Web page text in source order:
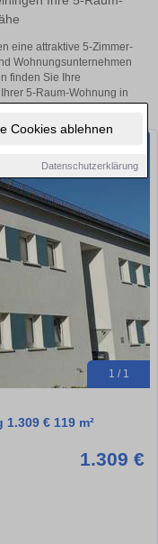
Cookies ablehnen
Datenschutzerklärung
eine attraktive 5-Zimmer-
Wohnungsunternehmen
finden Sie Ihre
5-Raum-Wohnung in
1 / 1
€ 119 m²
1.309 €